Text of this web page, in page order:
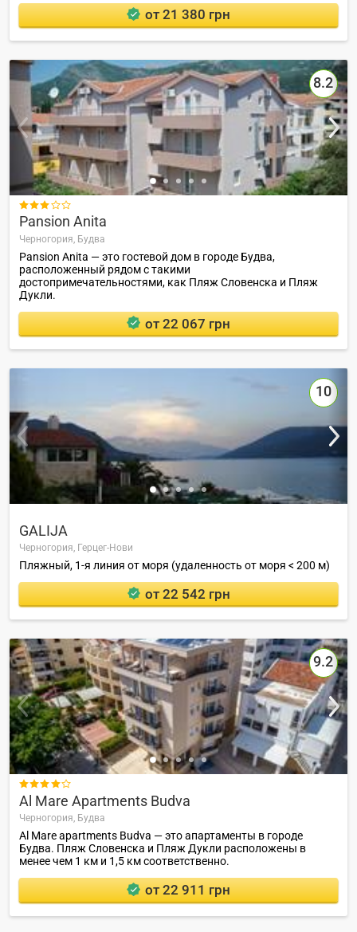
от 21 380 грн
8.2

Pansion Anita
Черногория, Будва
Pansion Anita — это гостевой дом в городе Будва,
расположенный рядом с такими
достопримечательностями, как Пляж Словенска и Пляж
Дукли.
от 22 067 грн
10
GALIJA
Черногория, Герцег-Нови
Пляжный, 1-я линия от моря (удаленность от моря < 200 м)
от 22 542 грн
9.2

Al Mare Apartments Budva
Черногория, Будва
Al Mare apartments Budva — это апартаменты в городе
Будва. Пляж Словенска и Пляж Дукли расположены в
менее чем 1 км и 1,5 км соответственно.
от 22 911 грн